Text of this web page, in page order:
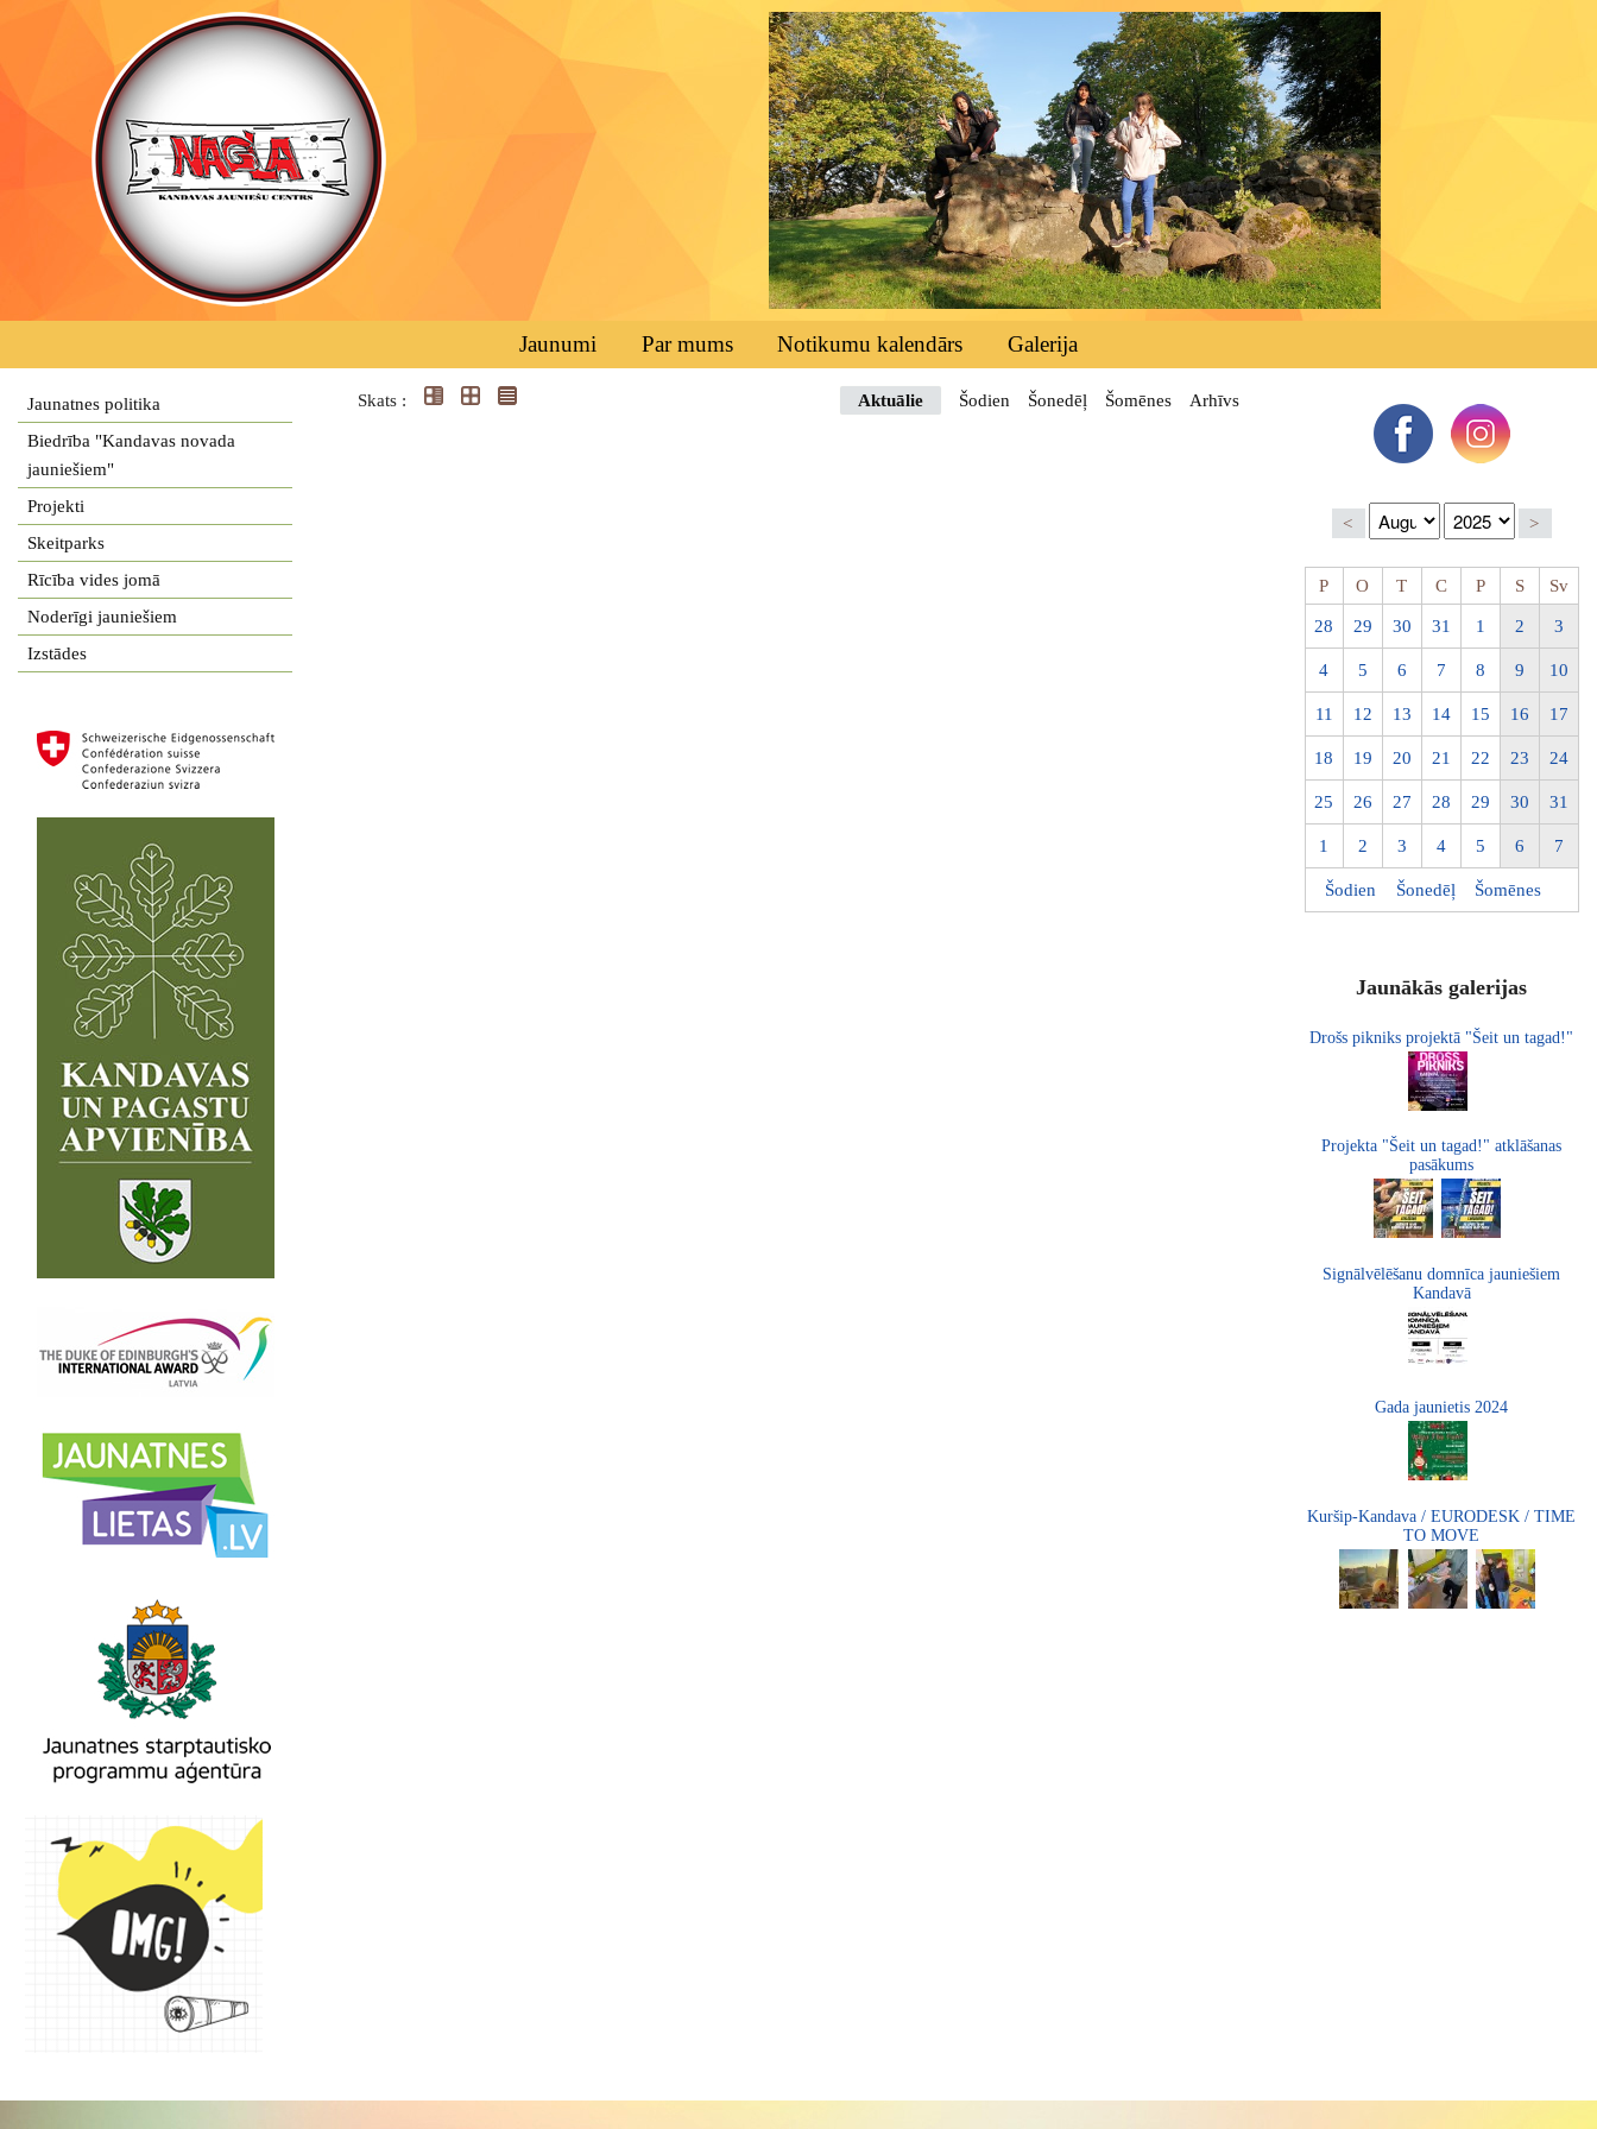
Jaunumi Par mums Notikumu kalendārs Galerija
Jaunatnes politika
Biedrība "Kandavas novada
jauniešiem"
Projekti
Skeitparks
Rīcība vides jomā
Noderīgi jauniešiem
Izstādes
Skats : Aktuālie Šodien Šonedēļ Šomēnes Arhīvs
< >
P O T C P S Sv
28 29 30 31 1 2 3
4 5 6 7 8 9 10
11 12 13 14 15 16 17
18 19 20 21 22 23 24
25 26 27 28 29 30 31
1 2 3 4 5 6 7
Šodien Šonedēļ Šomēnes
Jaunākās galerijas
Drošs pikniks projektā "Šeit un tagad!"
Projekta "Šeit un tagad!" atklāšanas
pasākums
Signālvēlēšanu domnīca jauniešiem
Kandavā
Gada jaunietis 2024
Kuršip-Kandava / EURODESK / TIME
TO MOVE